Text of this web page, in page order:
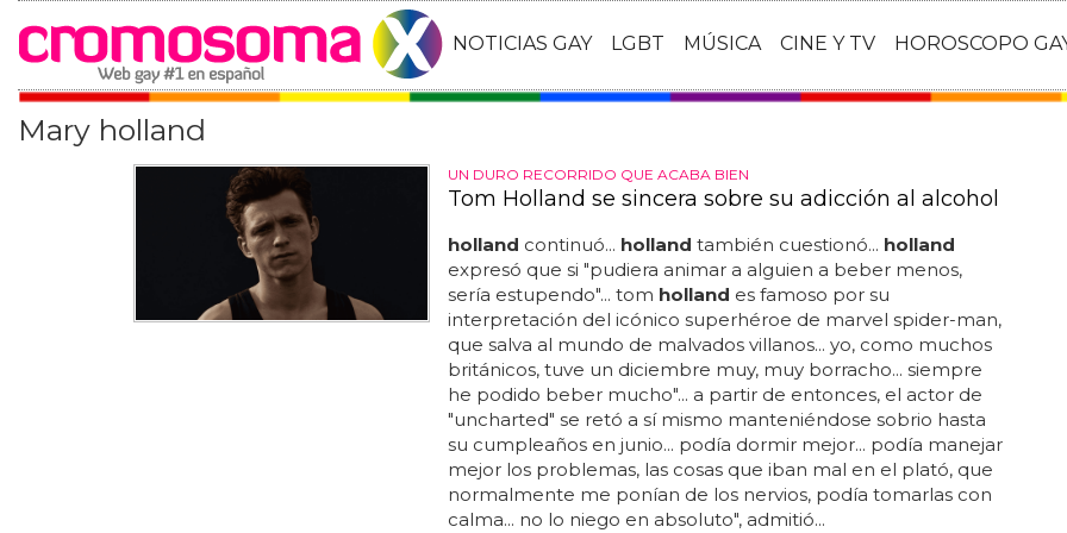
NOTICIAS GAY LGBT MÚSICA CINE Y TV HOROSCOPO
Mary holland
UN DURO RECORRIDO QUE ACABA BIEN
Tom Holland se sincera sobre su adicción al alcohol
holland continuó... holland también cuestionó... holland
expresó que si "pudiera animar a alguien a beber menos,
sería estupendo"... tom holland es famoso por su
interpretación del icónico superhéroe de marvel spider-man,
que salva al mundo de malvados villanos... yo, como muchos
británicos, tuve un diciembre muy, muy borracho... siempre
he podido beber mucho"... a partir de entonces, el actor de
"uncharted" se retó a sí mismo manteniéndose sobrio hasta
su cumpleaños en junio... podía dormir mejor... podía manejar
mejor los problemas, las cosas que iban mal en el plató, que
normalmente me ponían de los nervios, podía tomarlas con
calma... no lo niego en absoluto", admitió...